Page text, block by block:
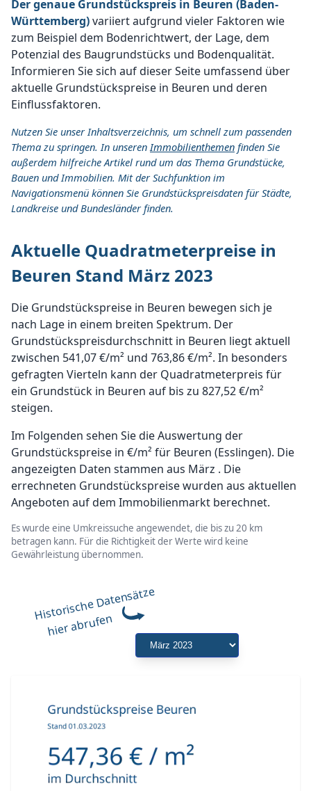
Der genaue Grundstückspreis in Beuren (Baden-
Württemberg)variiert aufgrund vieler Faktoren wie
zum Beispiel dem Bodenrichtwert, der Lage, dem
Potenzial des Baugrundstücks und Bodenqualität.
Informieren Sie sich auf dieser Seite umfassend über
aktuelle Grundstückspreise in Beuren und deren
Einflussfaktoren.
Nutzen Sie unser Inhaltsverzeichnis, um schnell zum passenden
Thema zu springen. In unserenImmobilienthemen finden Sie
außerdem hilfreiche Artikel rund um das Thema Grundstücke,
Bauen und Immobilien. Mit der Suchfunktion im
Navigationsmenü können Sie Grundstückspreisdaten für Städte,
Landkreise und Bundesländer finden.
Aktuelle Quadratmeterpreise in
Beuren Stand März 2023
Die Grundstückspreise in Beuren bewegen sich je
nach Lage in einem breiten Spektrum. Der
Grundstückspreisdurchschnitt in Beuren liegt aktuell
zwischen 541,07 €/m² und 763,86 €/m². In besonders
gefragten Vierteln kann der Quadratmeterpreis für
ein Grundstück in Beuren auf bis zu 827,52 €/m²
steigen.
Im Folgenden sehen Sie die Auswertung der
Grundstückspreise in €/m² für Beuren (Esslingen). Die
angezeigten Daten stammen aus März . Die
errechneten Grundstückspreise wurden aus aktuellen
Angeboten auf dem Immobilienmarkt berechnet.
Es wurde eine Umkreissuche angewendet, die bis zu 20 km
betragen kann. Für die Richtigkeit der Werte wird keine
Gewährleistung übernommen.
Historische Datensätze
hier abrufen